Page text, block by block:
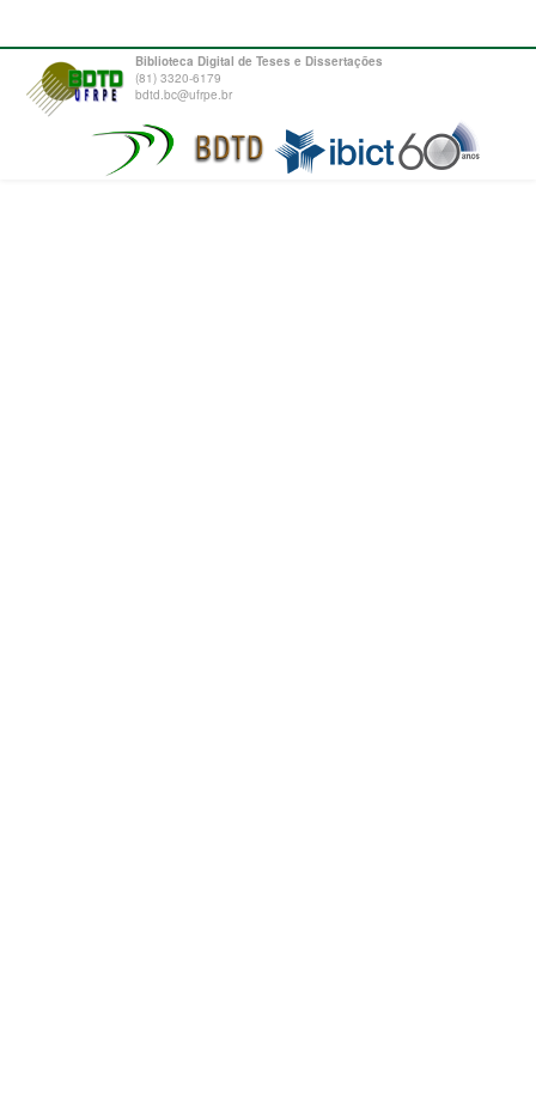
Biblioteca Digital de Teses e Dissertações
(81) 3320-6179
bdtd.bc@ufrpe.br